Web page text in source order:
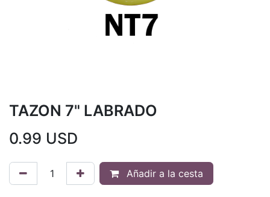
TAZON 7" LABRADO
0.99 USD
Añadir a la cesta